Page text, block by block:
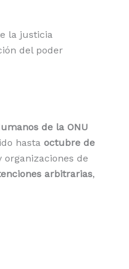
la justicia
del poder
de la ONU
hasta octubre de
de
arbitrarias,